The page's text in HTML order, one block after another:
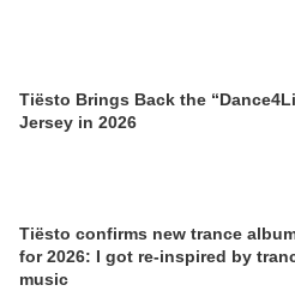
Tiësto Brings Back the
Jersey in 2026
Tiësto confirms new trance
for 2026: I got re-inspired by
music